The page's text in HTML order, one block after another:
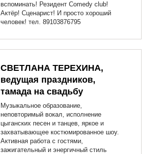
вспоминать! Резидент Comedy club!
Актёр! Сценарист! И просто хороший
человек! тел. 89103876795
СВЕТЛАНА ТЕРЕХИНА,
ведущая праздников,
тамада на свадьбу
Музыкальное образование,
неповторимый вокал, исполнение
цыганских песен и танцев, яркое и
захватывающее костюмированное шоу.
Активная работа с гостями,
зажигательный и энергичный стиль